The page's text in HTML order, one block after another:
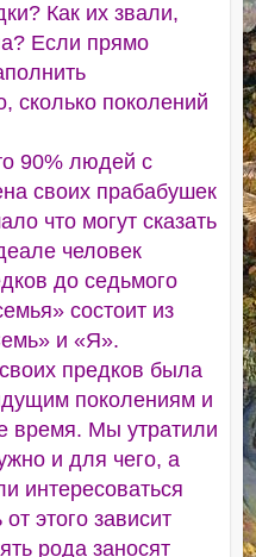
Как их звали,
Если прямо
сколько поколений
90% людей с
своих прабабушек
что могут сказать
человек
до седьмого
состоит из
и «Я».
предков была
поколениям и
время. Мы утратили
и для чего, а
интересоваться
этого зависит
рода заносят